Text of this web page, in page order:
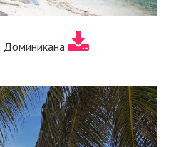
Доминикана